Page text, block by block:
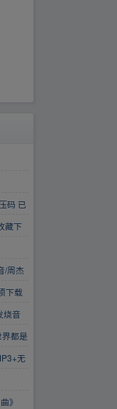
码 已
藏下
/周杰
下载
烧音
都是
无
》